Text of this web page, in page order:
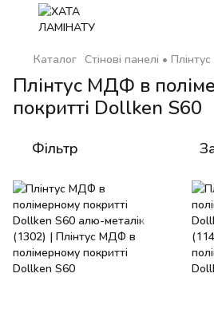
Каталог Стінові панелі •
Плінтус МДФ в
покритті Dollken S60
Фільтр